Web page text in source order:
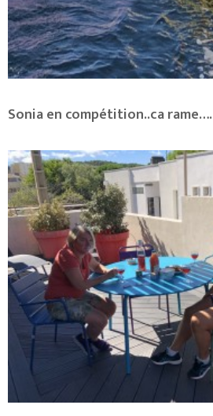
Sonia en compétition..ca rame….